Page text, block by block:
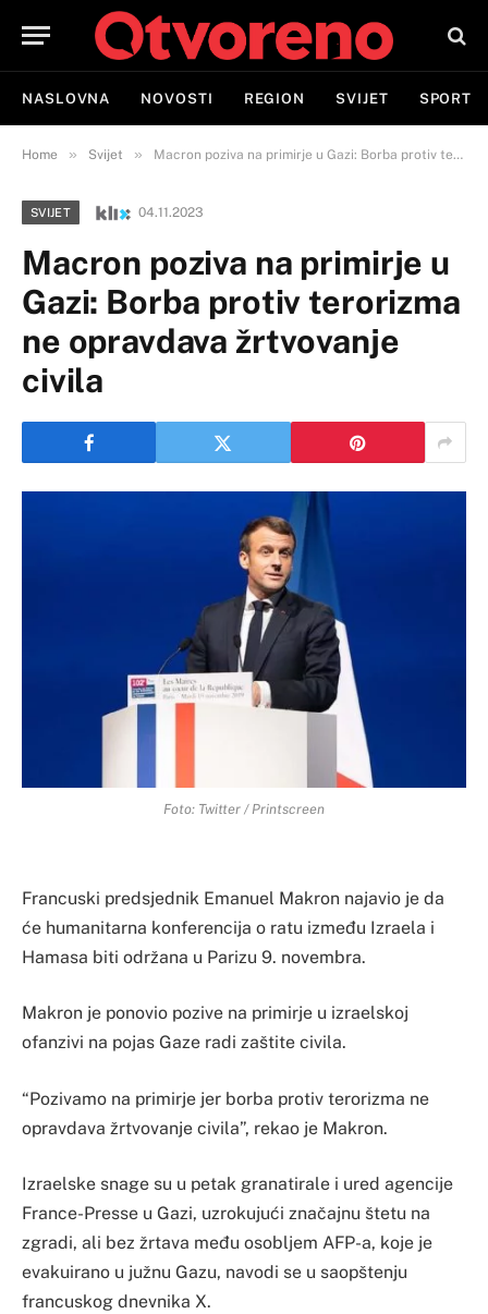
NASLOVNA NOVOSTI REGION SVIJET SPORT
Home » Svijet » Macron poziva na primirje u Gazi: Borba protiv terorizma ne opravdava žrtvovanje civila
SVIJET 04.11.2023
Macron poziva na primirje u
Gazi: Borba protiv terorizma
ne opravdava žrtvovanje
civila
Foto: Twitter / Printscreen
Francuski predsjednik Emanuel Makron najavio je da
će humanitarna konferencija o ratu između Izraela i
Hamasa biti održana u Parizu 9. novembra.
Makron je ponovio pozive na primirje u izraelskoj
ofanzivi na pojas Gaze radi zaštite civila.
“Pozivamo na primirje jer borba protiv terorizma ne
opravdava žrtvovanje civila”, rekao je Makron.
Izraelske snage su u petak granatirale i ured agencije
France-Presse u Gazi, uzrokujući značajnu štetu na
zgradi, ali bez žrtava među osobljem AFP-a, koje je
evakuirano u južnu Gazu, navodi se u saopštenju
francuskog dnevnika X.